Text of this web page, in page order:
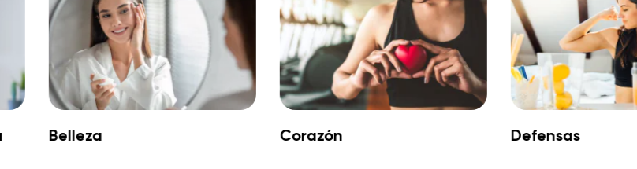
Belleza Corazón Defensas